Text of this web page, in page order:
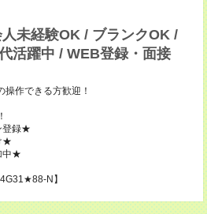
未経験OK / ブランクOK /
活躍中 / WEB登録・面接
作できる方歓迎！
登録★
★
中★
N】